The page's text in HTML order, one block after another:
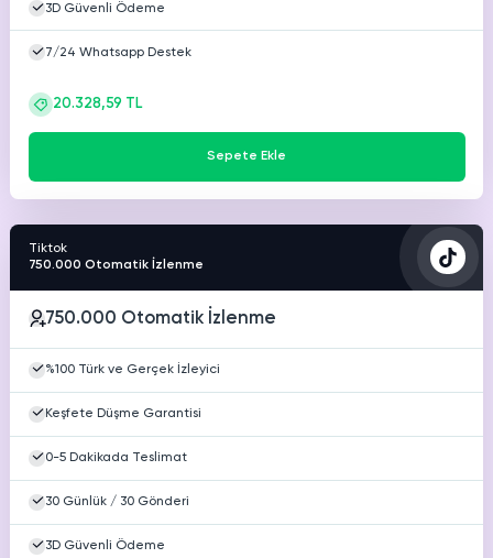
3D Güvenli Ödeme
7/24 Whatsapp Destek
20.328,59 TL
Sepete Ekle
Tiktok
750.000 Otomatik İzlenme
750.000 Otomatik İzlenme
%100 Türk ve Gerçek İzleyici
Keşfete Düşme Garantisi
0-5 Dakikada Teslimat
30 Günlük / 30 Gönderi
3D Güvenli Ödeme